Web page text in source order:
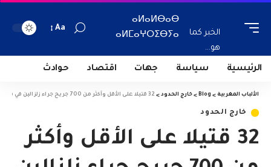
الخبر كما
هو...
ⴰⵍⴰⵍⴱⴰⴱ
ⴰⵍⵎⴰⵖⵔⵉⴱⵢⴰ
Aa
الرئيسية سياسة جهات اقتصاد حوادث
الألباب المغربية >
Blog
> خارج الحدود > 32 قتيلا على الأقل وأكثر من 700 جريح جراء زلزالين في فنزويلا
خارج الحدود
32 قتيلا على الأقل وأكثر